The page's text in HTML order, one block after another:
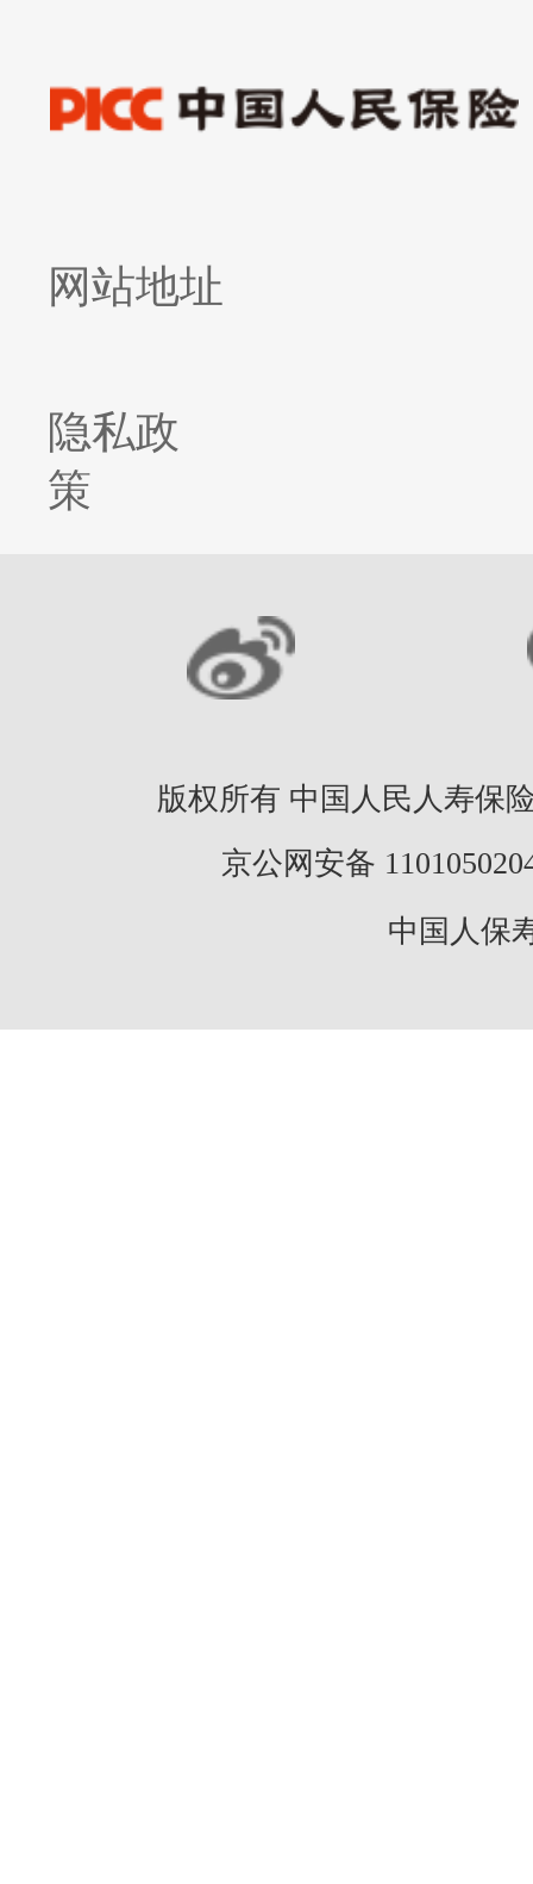
网站地址
隐私政
策
版权所有 中国人民人寿保
京公网安备
中国人保